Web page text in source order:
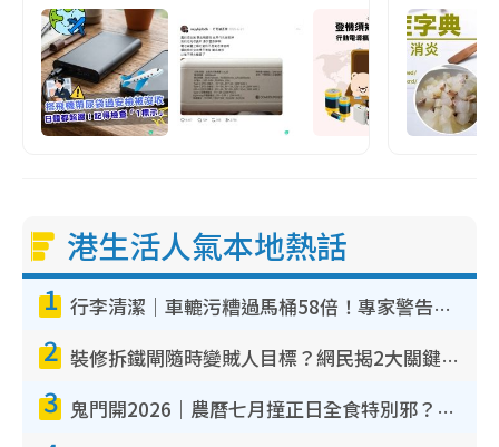
港生活人氣本地熱話
1 行李清潔｜車轆污糟過馬桶58倍！專家警告忌用酒精抹 教1招免污手除菌
2 裝修拆鐵閘隨時變賊人目標？網民揭2大關鍵用途：裝新式等於白裝？附新舊鐵閘分別
3 鬼門開2026｜農曆七月撞正日全食特別邪？專家警告切忌做一事！揭4大禁忌+2招保平安